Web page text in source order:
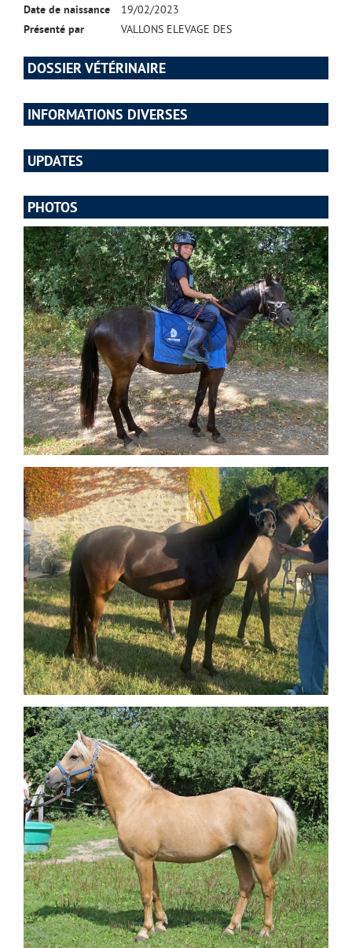
Date de naissance
19/02/2023
Présenté par
VALLONS ELEVAGE DES
DOSSIER VÉTÉRINAIRE
INFORMATIONS DIVERSES
UPDATES
PHOTOS